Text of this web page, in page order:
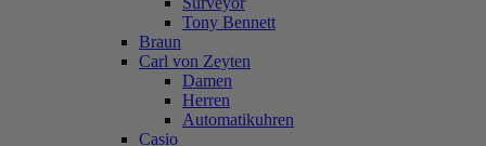
Tony Bennett
Braun
Carl von Zeyten
Damen
Herren
Automatikuhren
Casio